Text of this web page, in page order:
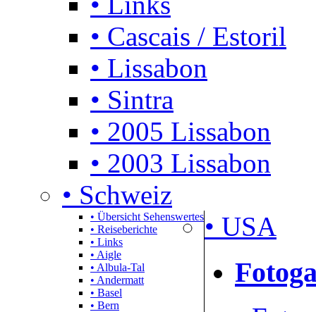
• Cascais / Estoril
• Lissabon
• Sintra
• 2005 Lissabon
• 2003 Lissabon
• Schweiz
• Übersicht Sehenswertes
• Reiseberichte
• Links
• Aigle
• Albula-Tal
• Andermatt
• Basel
• Bern
• USA